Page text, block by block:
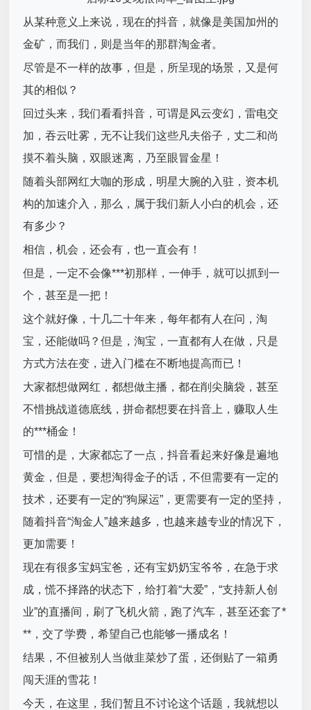
从某种意义上来说，现在的抖音，就像是美国加州的
金矿，而我们，则是当年的那群淘金者。
尽管是不一样的故事，但是，所呈现的场景，又是何
其的相似？
回过头来，我们看看抖音，可谓是风云变幻，雷电交
加，吞云吐雾，无不让我们这些凡夫俗子，丈二和尚
摸不着头脑，双眼迷离，乃至眼冒金星！
随着头部网红大咖的形成，明星大腕的入驻，资本机
构的加速介入，那么，属于我们新人小白的机会，还
有多少？
相信，机会，还会有，也一直会有！
但是，一定不会像***初那样，一伸手，就可以抓到一
个，甚至是一把！
这个就好像，十几二十年来，每年都有人在问，淘
宝，还能做吗？但是，淘宝，一直都有人在做，只是
方式方法在变，进入门槛在不断地提高而已！
大家都想做网红，都想做主播，都在削尖脑袋，甚至
不惜挑战道德底线，拼命都想要在抖音上，赚取人生
的***桶金！
可惜的是，大家都忘了一点，抖音看起来好像是遍地
黄金，但是，要想淘得金子的话，不但需要有一定的
技术，还要有一定的“狗屎运”，更需要有一定的坚持，
随着抖音“淘金人”越来越多，也越来越专业的情况下，
更加需要！
现在有很多宝妈宝爸，还有宝奶奶宝爷爷，在急于求
成，慌不择路的状态下，给打着“大爱”，“支持新人创
业”的直播间，刷了飞机火箭，跑了汽车，甚至还套了*
**，交了学费，希望自己也能够一播成名！
结果，不但被别人当做韭菜炒了蛋，还倒贴了一箱勇
闯天涯的雪花！
今天，在这里，我们暂且不讨论这个话题，我就想以